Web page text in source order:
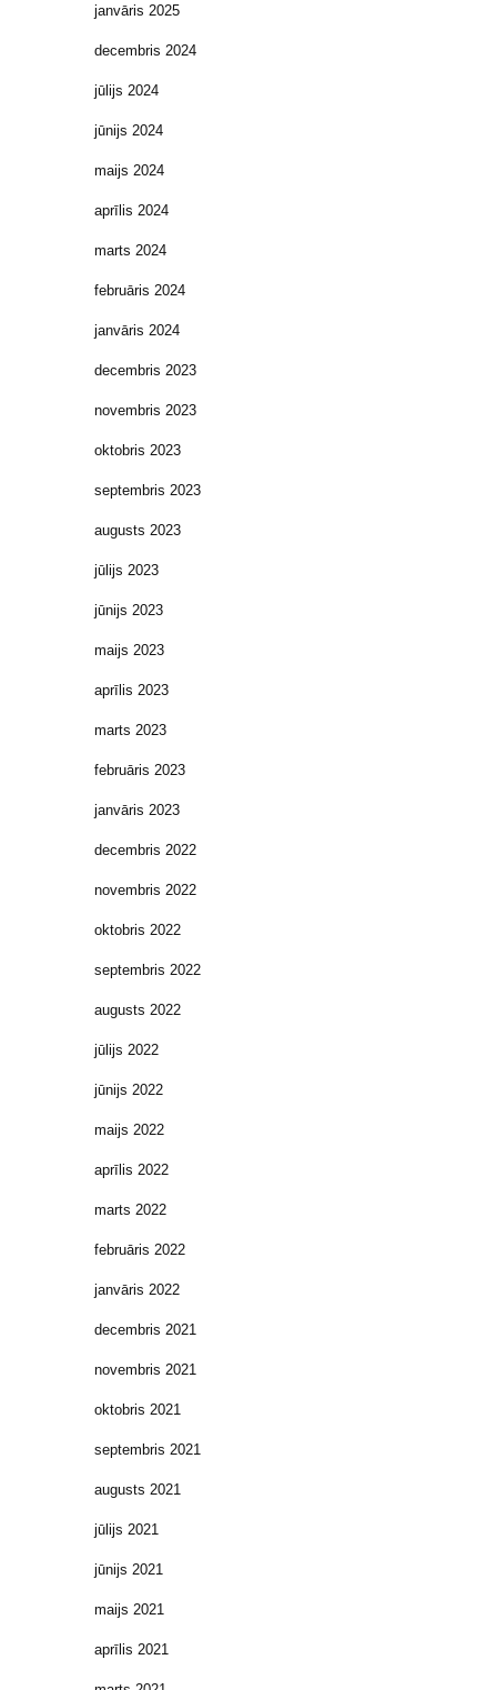
janvāris 2025
decembris 2024
jūlijs 2024
jūnijs 2024
maijs 2024
aprīlis 2024
marts 2024
februāris 2024
janvāris 2024
decembris 2023
novembris 2023
oktobris 2023
septembris 2023
augusts 2023
jūlijs 2023
jūnijs 2023
maijs 2023
aprīlis 2023
marts 2023
februāris 2023
janvāris 2023
decembris 2022
novembris 2022
oktobris 2022
septembris 2022
augusts 2022
jūlijs 2022
jūnijs 2022
maijs 2022
aprīlis 2022
marts 2022
februāris 2022
janvāris 2022
decembris 2021
novembris 2021
oktobris 2021
septembris 2021
augusts 2021
jūlijs 2021
jūnijs 2021
maijs 2021
aprīlis 2021